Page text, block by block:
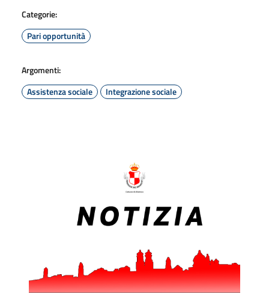
Categorie:
Pari opportunità
Argomenti:
Assistenza sociale
Integrazione sociale